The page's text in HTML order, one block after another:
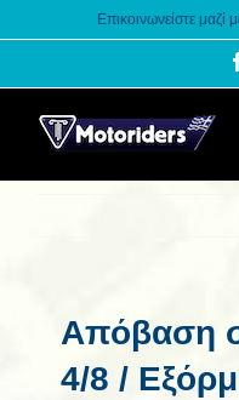
to
Επικοινωνείστε μαζί
Απόβαση
4/8 /